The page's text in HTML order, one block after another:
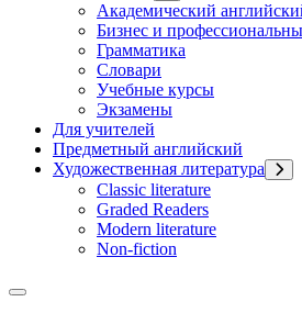
Академический
Бизнес и
Грамматика
Словари
Учебные курсы
Экзамены
Для учителей
Предметный английский
Художественная литература
Classic literature
Graded Readers
Modern literature
Non-fiction